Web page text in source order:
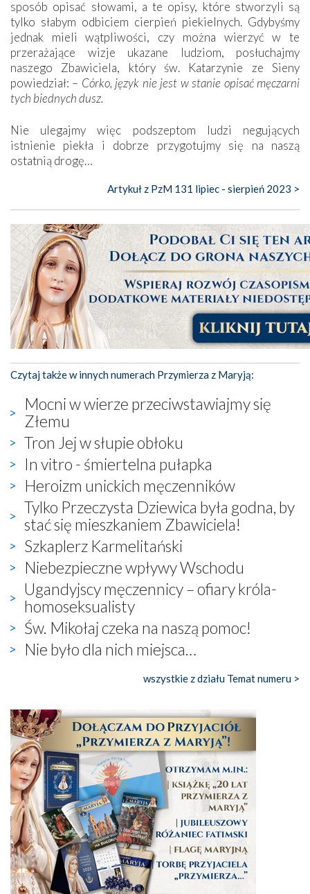
sposób opisać słowami, a te opisy, które stworzyli są
tylko słabym odbiciem cierpień piekielnych. Gdybyśmy
jednak mieli wątpliwości, czy można wierzyć w te
przerażające wizje ukazane ludziom, posłuchajmy
naszego Zbawiciela, który św. Katarzynie ze Sieny
powiedział: – Córko, język nie jest w stanie opisać męczarni
tych biednych dusz.
Nie ulegajmy więc podszeptom ludzi negujących
istnienie piekła i dobrze przygotujmy się na naszą
ostatnią drogę…
Artykuł z PzM 131 lipiec - sierpień 2023 >
Czytaj także w innych numerach Przymierza z Maryją:
Mocni w wierze przeciwstawiajmy się
Złemu
Tron Jej w słupie obłoku
In vitro - śmiertelna pułapka
Heroizm unickich męczenników
Tylko Przeczysta Dziewica była godna, by
stać się mieszkaniem Zbawiciela!
Szkaplerz Karmelitański
Niebezpieczne wpływy Wschodu
Ugandyjscy męczennicy – ofiary króla-
homoseksualisty
Św. Mikołaj czeka na naszą pomoc!
Nie było dla nich miejsca…
wszystkie z działu Temat numeru >